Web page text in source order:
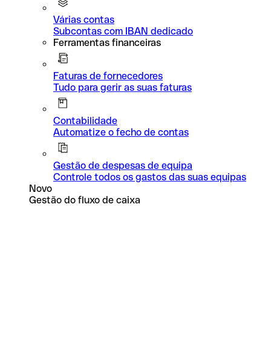
Várias contas
Subcontas com IBAN dedicado
Ferramentas financeiras
Faturas de fornecedores
Tudo para gerir as suas faturas
Contabilidade
Automatize o fecho de contas
Gestão de despesas de equipa
Controle todos os gastos das suas equipas
Novo
Gestão do fluxo de caixa